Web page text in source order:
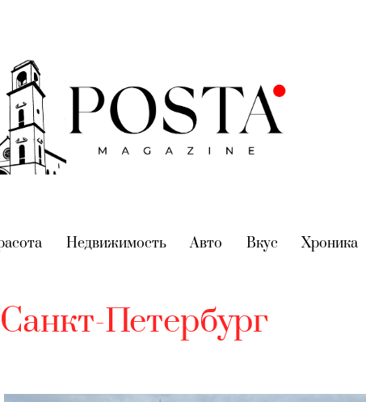
(current)
Недвижимость(current)
Авто (current)
Вкус (current)
Хроника
Петербург